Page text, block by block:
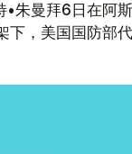
朱曼拜6日在阿
，美国国防部